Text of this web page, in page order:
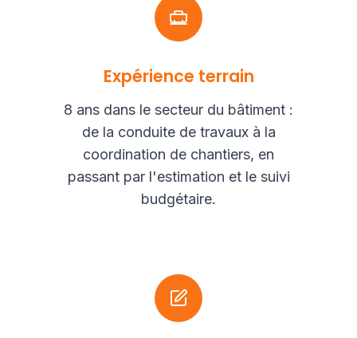
Expérience terrain
8 ans dans le secteur du bâtiment :
de la conduite de travaux à la
coordination de chantiers, en
passant par l'estimation et le suivi
budgétaire.